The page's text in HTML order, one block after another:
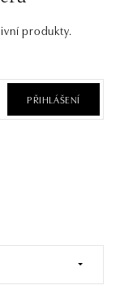
produkty.
PŘIHLÁŠENÍ